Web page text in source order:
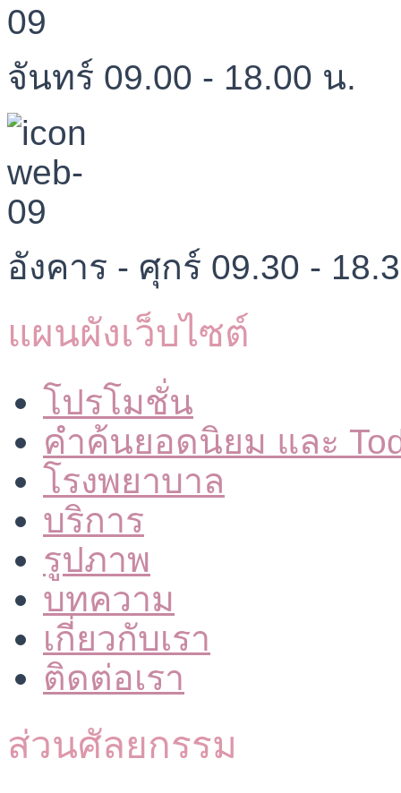
จันทร์ 09.00 - 18.00 น.
อังคาร - ศุกร์ 09.30 -
แผนผังเว็บไซต์
โปรโมชั่น
คำค้นยอดนิยม และ
โรงพยาบาล
บริการ
รูปภาพ
บทความ
เกี่ยวกับเรา
ติดต่อเรา
ส่วนศัลยกรรม